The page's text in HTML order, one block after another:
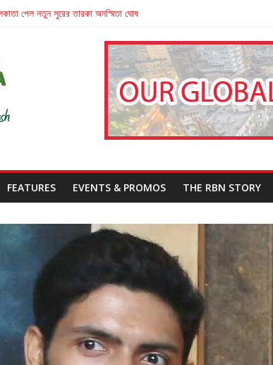
পেল নতুন সুরের তারকা অনস্মিতা ঘোষ
উদযাপন
Film That Challenges Our Understanding of Justice
FEATURES EVENTS & PROMOS THE RBN STORY